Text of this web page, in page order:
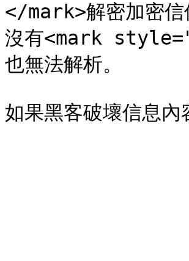
</mark>解密加密信
沒有<mark
也無法解析。